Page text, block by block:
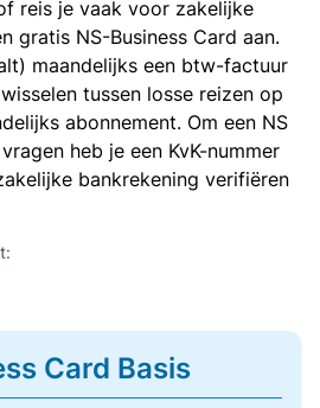
reis je vaak voor zakelijke
gratis NS-Business Card aan.
maandelijks een btw-factuur
tussen losse reizen op
abonnement. Om een NS
heb je een KvK-nummer
bankrekening verifiëren
Card Basis